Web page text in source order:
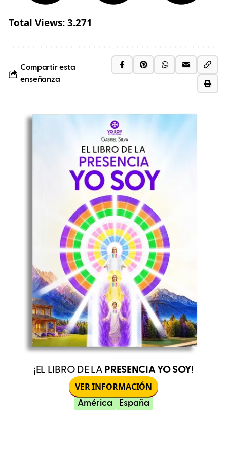
Total Views:3.271
Compartir esta
enseñanza
¡EL LIBRO DE LA PRESENCIA YO SOY!
VER INFORMACIÓN
América España